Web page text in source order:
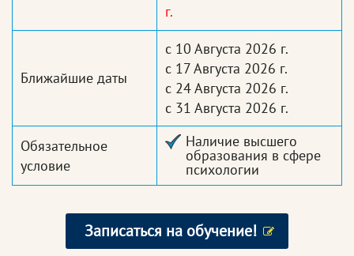
г.
Ближайшие даты
с 10 Августа 2026 г.
с 17 Августа 2026 г.
с 24 Августа 2026 г.
с 31 Августа 2026 г.
Обязательное
условие
Наличие высшего
образования в сфере
психологии
Записаться на обучение!